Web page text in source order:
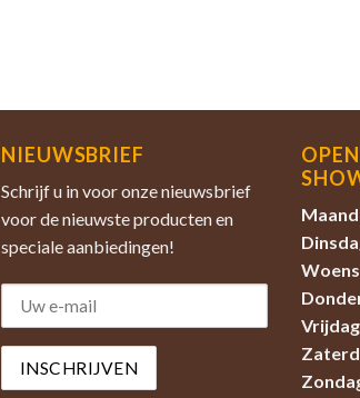
NIEUWSBRIEF
Schrijf u in voor onze nieuwsbrief
voor de nieuwste producten en
speciale aanbiedingen!